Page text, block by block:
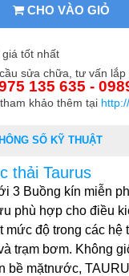
CHO VÀO GIỎ
tốt nhất
sửa chữa, tư vấn
135 635 -
khảo thêm tại
SỐ KỸ THUẬT
thải Taurus
3 Buồng kín miễn
phù hợp cho điều
mức độ trong các hệ
trạm bơm. Không
bề mặtnước,